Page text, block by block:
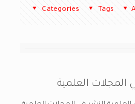
Categories Tags
المجلات العلمية